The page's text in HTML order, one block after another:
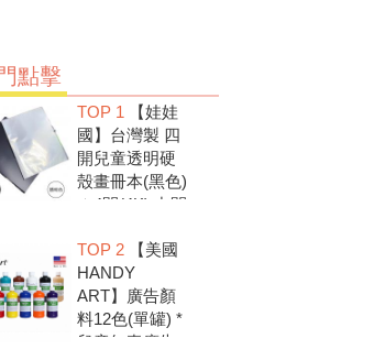
點擊
TOP 1 【娃娃
國】台灣製 四
開兒童透明硬
殼畫冊本(黑色)
＊4開(4K).中間
扣.資料袋.圖畫
紙收集冊.收納
冊
TOP 2【美國
HANDY
ART】廣告顏
料12色(單罐) *
兒童無毒廣告